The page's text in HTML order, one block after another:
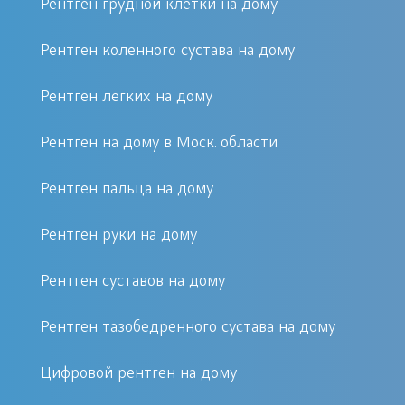
инструментального обследования
пациентов с выездом специалиста на
клиника «Первый Доктор» платно.
наличие портативного оборудования
снимков вне амбулатории. Цена
обслуживания пациентов на дому
выполнение диагностики и оказание
назначением последующих
восстановительных мероприятий.
Рентген грудной клетки на дому
Рентген коленного сустава на дому
Рентген легких на дому
Рентген на дому в Моск. области
Рентген пальца на дому
Рентген руки на дому
Рентген суставов на дому
Рентген тазобедренного сустава на дому
Цифровой рентген на дому